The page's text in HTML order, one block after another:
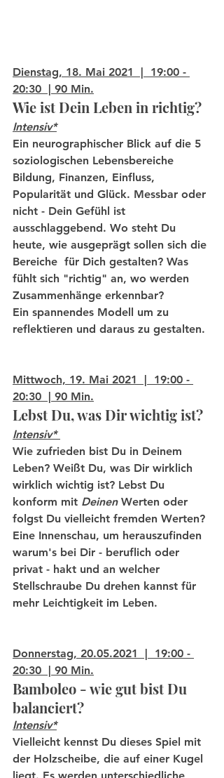
Dienstag, 18. Mai 2021  |  19:00 -
20:30  | 90 Min.
Wie ist Dein Leben in richtig?
Intensiv*
Ein neurographischer Blick auf die 5
soziologischen Lebensbereiche
Bildung, Finanzen, Einfluss,
Popularität und Glück. Messbar oder
nicht - Dein Gefühl ist
ausschlaggebend. Wo steht Du
heute, wie ausgeprägt sollen sich die
Bereiche  für Dich gestalten? Was
fühlt sich "richtig" an, wo werden
Zusammenhänge erkennbar?
Ein spannendes Modell um zu
reflektieren und daraus zu gestalten.
Mittwoch, 19. Mai 2021  |  19:00 -
20:30  | 90 Min.
Lebst Du, was Dir wichtig ist?
Intensiv*
Wie zufrieden bist Du in Deinem
Leben? Weißt Du, was Dir wirklich
wirklich wichtig ist? Lebst Du
konform mit Deinen Werten oder
folgst Du vielleicht fremden Werten?
Eine Innenschau, um herauszufinden
warum's bei Dir - beruflich oder
privat - hakt und an welcher
Stellschraube Du drehen kannst für
mehr Leichtigkeit im Leben.
Donnerstag, 20.05.2021  |  19:00 -
20:30  | 90 Min.
Bamboleo - wie gut bist Du
balanciert?
Intensiv*
Vielleicht kennst Du dieses Spiel mit
der Holzscheibe, die auf einer Kugel